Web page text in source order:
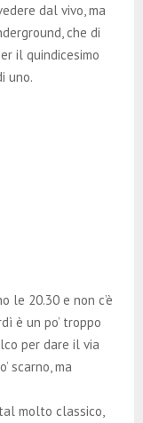
dal vivo, ma
che di
il quindicesimo
uno.
le 20.30 e non c’è
è un po’ troppo
per dare il via
scarno, ma
molto classico,